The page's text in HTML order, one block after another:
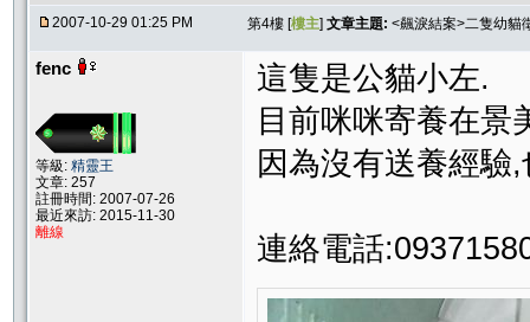
2007-10-29 01:25 PM 第4樓 [樓主] 文章主題: <飆淚結案>二隻幼貓
fenc
等級: 精靈王
文章: 257
註冊時間: 2007-07-26
最近來訪: 2015-11-30
離線
這隻是公貓小左.
目前咪咪寄養在景
因為沒有送養經驗
連絡電話